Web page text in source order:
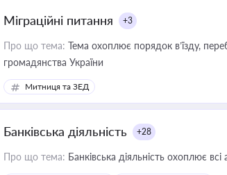
Міграційні питання +3
Про що тема: Тема охоплює порядок в’їзду,
громадянства України
Митниця та ЗЕД
Банківська діяльність +28
Про що тема: Банківська діяльність охоплює